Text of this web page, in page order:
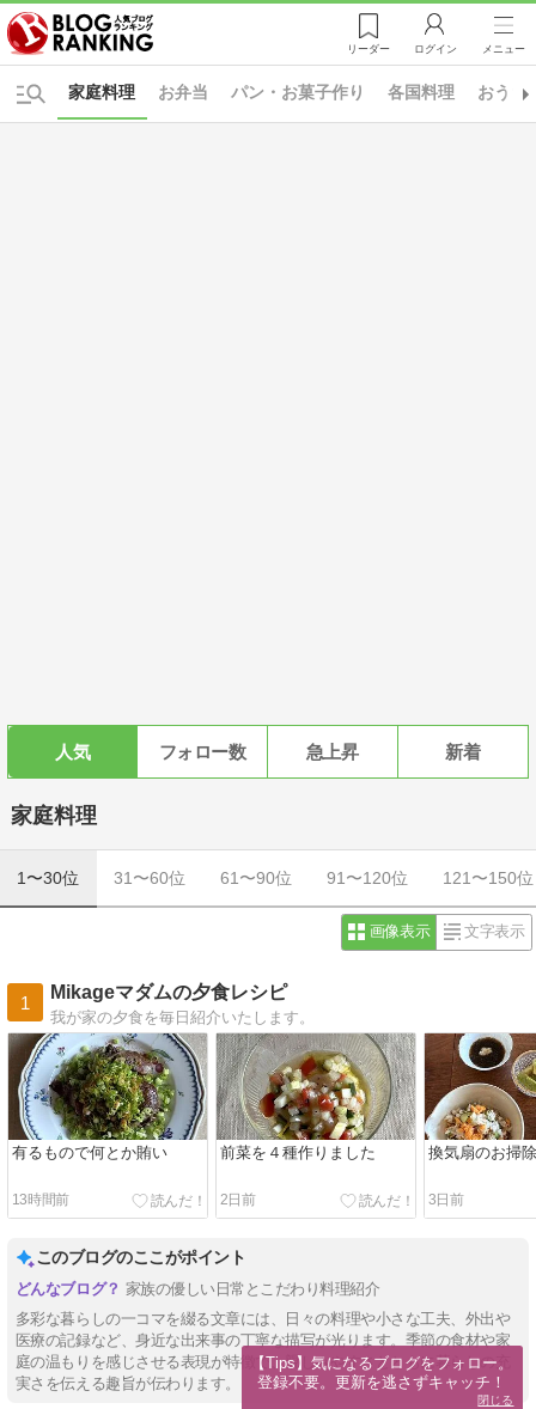
リーダー ログイン メニュー
お弁当 パン・お菓子作り 各国料理 おうち
家庭料理
人気 フォロー数 急上昇 新着
家庭料理
1〜30位 31〜60位 61〜90位 91〜120位 121〜150位
画像表示 文字表示
1
Mikageマダムの夕食レシピ
我が家の夕食を毎日紹介いたします。
有るもので何とか賄い
13時間前
前菜を４種作りました
2日前
換気扇のお掃
3日前
このブログのここがポイント
家族の優しい日常とこだわり料理紹介
多彩な暮らしの一コマを綴る文章には、日々の料理や小さな工夫、外出や
医療の記録など、身近な出来事の丁寧な描写が光ります。季節の食材や家
庭の温もりを感じさせる表現が特徴で、親しみやすさとともに暮らしの充
実さを伝える趣旨が伝わります。
【Tips】気になるブログをフォロー。
登録不要。更新を逃さずキャッチ！
閉じる